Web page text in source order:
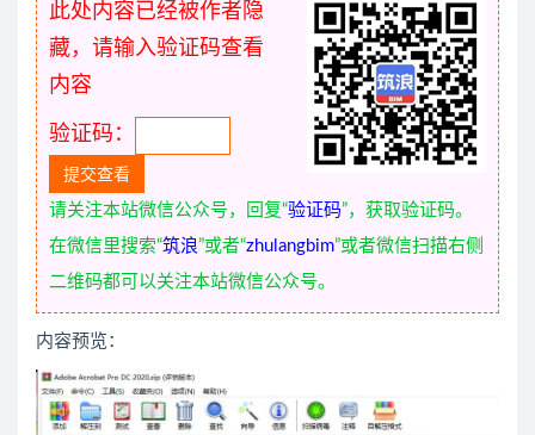
此处内容已经被作者隐
藏，请输入验证码查看
内容
验证码：
请关注本站微信公众号，回复“验证码”，获取验证码。
在微信里搜索“筑浪”或者“zhulangbim”或者微信扫描右侧
二维码都可以关注本站微信公众号。
内容预览：